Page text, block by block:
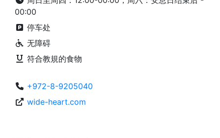
00:00
停车处
无障碍
符合教規的食物
+972-8-9205040
wide-heart.com